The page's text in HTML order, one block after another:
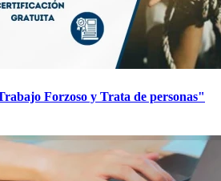
Forzoso y Trata de personas"